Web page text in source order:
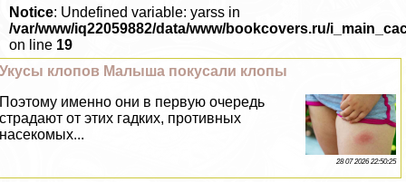
Notice: Undefined variable: yarss in
/var/www/iq22059882/data/www/bookcovers.ru/
on line 19
Укусы клопов Малыша покусали клопы
Поэтому именно они в первую очередь
страдают от этих гадких, противных
насекомых...
28 07 2026 22:50:25